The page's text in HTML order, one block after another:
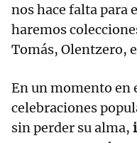
nos hace falta para
haremos
Tomás, Olentzero,
En un momento en
celebraciones
sin perder su alma,